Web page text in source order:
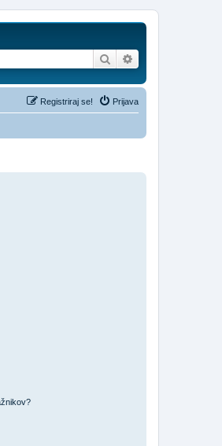
Iskanje
Prijava
Registriraj se!